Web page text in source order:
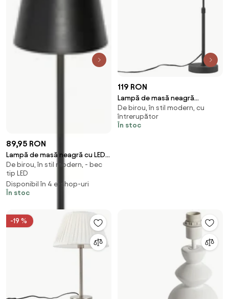
89,95 RON
Lampă de masă neagră cu LED
reglabil și reîncărcabil IP54 -
Murdock
De birou, în stil modern, - bec
tip LED
Disponibil în 4 e-shop-uri
În stoc
119 RON
Lampă de masă neagră
reglabilă - Parte
De birou, în stil modern, cu
întrerupător
În stoc
-19 %